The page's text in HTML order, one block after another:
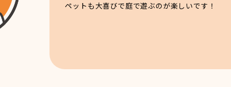
ペットも大喜びで庭で遊ぶのが楽しいです！